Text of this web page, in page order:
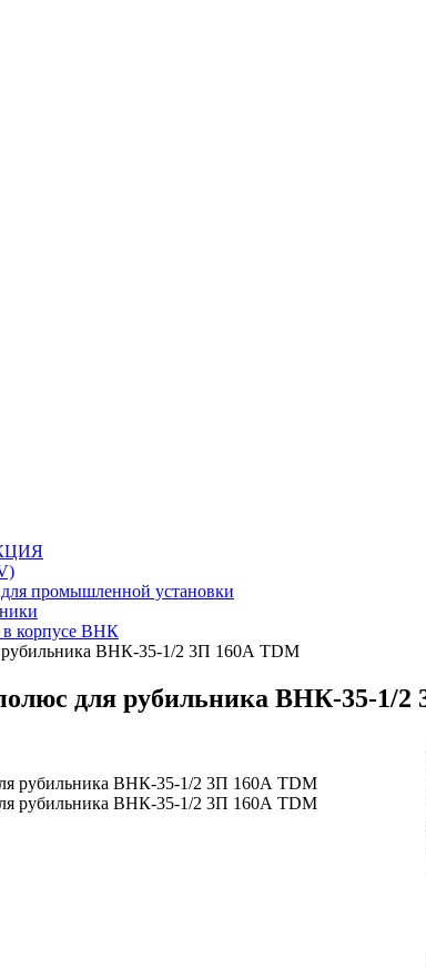
промышленной установки
в корпусе ВНК
ВНК-35-1/2 3П 160А TDM
для рубильника ВНК-35-1/2